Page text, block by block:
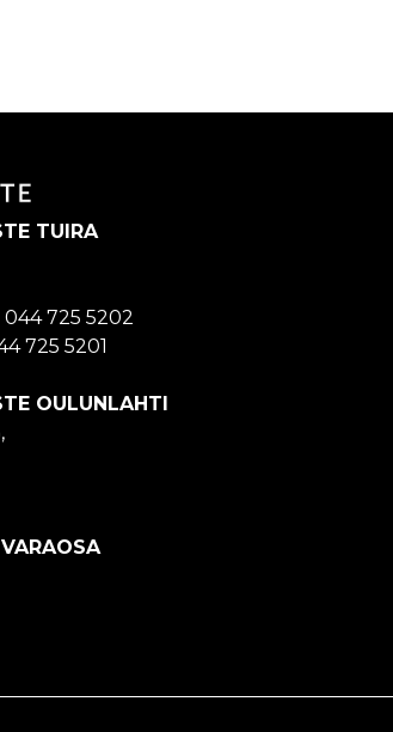
TUIRA
044 725 5202
725 5201
OULUNLAHTI